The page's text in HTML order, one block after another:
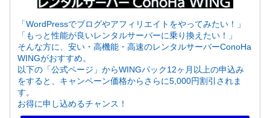
「WordPressでブログやアフィリエイトをやってみたい！」
「もっと性能が良いレンタルサーバーに乗り換えたい！」
そんな方に、安い・高機能・高速のレンタルサーバーConoHa
WINGがおすすめ。
以下の「公式ページ」からWINGパック12ヶ月以上の申込み
をすると、キャンペーン価格からさらに5,000円割引されま
す。
お得に申し込めるチャンス！